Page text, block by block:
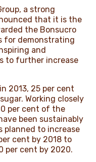
a strong
that it is the
the Bonsucro
for demonstrating
and
to further increase
2013, 25 per cent
Working closely
per cent of the
been sustainably
planned to increase
cent by 2018 to
per cent by 2020.